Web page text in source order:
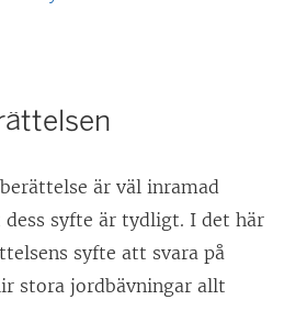
k
n
ö
p
p
är väl inramad
syfte är tydligt. I det här
syfte att svara på
stora jordbävningar allt